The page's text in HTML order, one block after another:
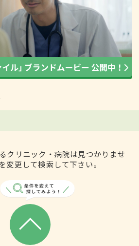
クリニック・病院は見つかりませ
変更して検索して下さい。